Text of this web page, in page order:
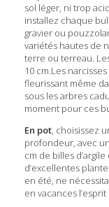
sol léger, ni trop
installez chaque
gravier ou
variétés hautes de
terre ou terreau.
10 cm.Les
fleurissant même
sous les arbres
moment pour ces
En pot, choisissez
profondeur, avec
cm de billes
d’excellentes
en été, ne
en vacances l’esprit